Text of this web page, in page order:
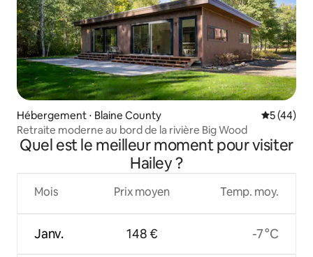
Hébergement ⋅ Blaine County
5 (44)
Retraite moderne au bord de la rivière Big Wood
Quel est le meilleur moment pour visiter
Hailey ?
Mois
Janv.
Prix moyen
148 €
Temp. moy.
-7 °C